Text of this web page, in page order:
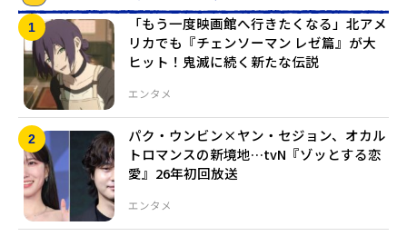
エンタメ
「もう一度映画館へ行きたくなる」北アメ
リカでも『チェンソーマン レゼ篇』が大
ヒット！鬼滅に続く新たな伝説
エンタメ
パク・ウンビン×ヤン・セジョン、オカル
トロマンスの新境地…tvN『ゾッとする恋
愛』26年初回放送